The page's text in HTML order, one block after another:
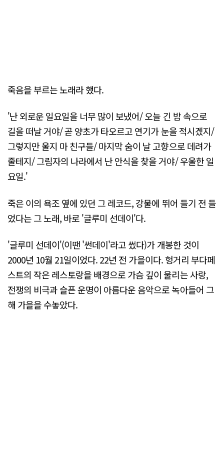
죽음을 부르는 노래라 했다.
'난 외로운 일요일을 너무 많이 보냈어/ 오늘 긴 밤 속으로
길을 떠날 거야/ 곧 양초가 타오르고 연기가 눈을 적시겠지/
그렇지만 울지 마 친구들/ 마지막 숨이 날 고향으로 데려가
줄테지/ 그림자의 나라에서 난 안식을 찾을 거야/ 우울한 일
요일.'
죽은 이의 욕조 옆에 있던 그 레코드, 강물에 뛰어 들기 전 들
었다는 그 노래, 바로 '글루미 선데이'다.
'글루미 선데이'(이땐 '썬데이'라고 썼다)가 개봉한 것이
2000년 10월 21일이었다. 22년 전 가을이다. 헝거리 부다페
스트의 작은 레스토랑을 배경으로 가슴 깊이 울리는 사랑,
전쟁의 비극과 슬픈 운명이 아름다운 음악으로 녹아들어 그
해 가을을 수놓았다.